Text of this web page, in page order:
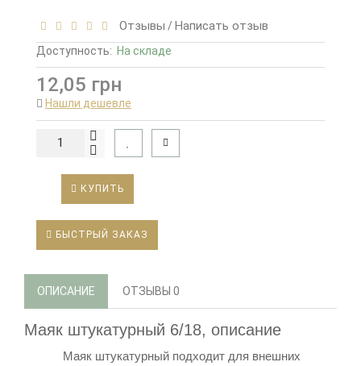
Отзывы /Написать отзыв
Доступность: На складе
12,05 грн
Нашли дешевле
КУПИТЬ
БЫСТРЫЙ ЗАКАЗ
ОПИСАНИЕ ОТЗЫВЫ 0
Маяк штукатурный 6/18, описание
Маяк штукатурный подходит для внешних